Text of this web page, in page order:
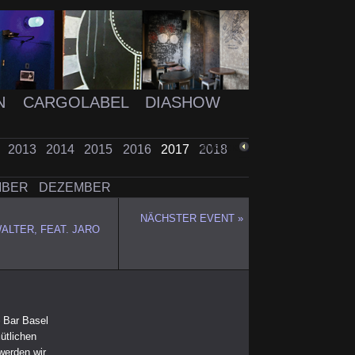
CARGOLABEL
DIASHOW
2013 2014 2015 2016 2017
2018
DEZEMBER
ZURÜCK
FEAT. JARO
NÄCHSTER EVENT »
Basel
wir